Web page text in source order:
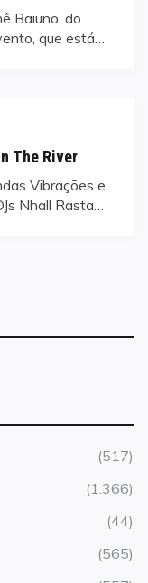
Baiuno, do
que está…
The River
Vibrações e
Nhall Rasta…
(517)
(1.366)
(44)
(565)